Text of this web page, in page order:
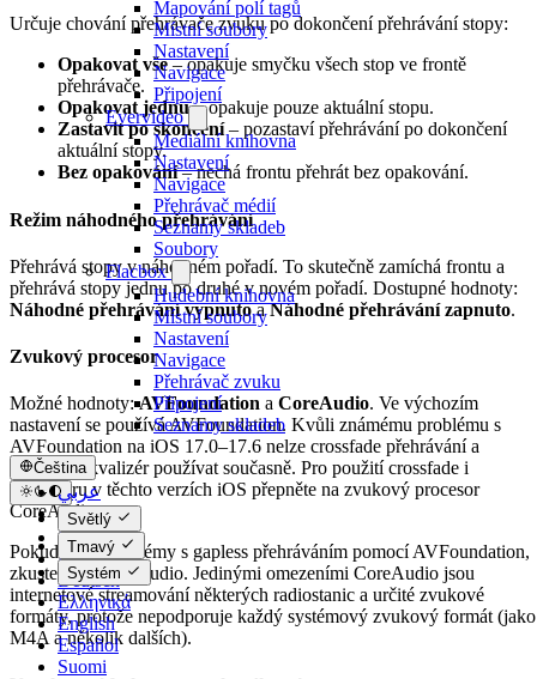
Mapování polí tagů
Místní soubory
Nastavení
Navigace
Připojení
Evervideo
Mediální knihovna
Nastavení
Navigace
Přehrávač médií
Seznamy skladeb
Soubory
Flacbox
Hudební knihovna
Místní soubory
Nastavení
Navigace
Přehrávač zvuku
Připojení
Seznamy skladeb
Čeština
عربي
Català
Čeština
Dansk
Deutsch
Ελληνικά
English
Español
Suomi
Světlý
Tmavý
Systém
Určuje chování přehrávače zvuku po dokončení přehrávání stopy:
Opakovat vše– opakuje smyčku všech stop ve frontě
přehrávače.
Opakovat jednu– opakuje pouze aktuální stopu.
Zastavit po skončení– pozastaví přehrávání po dokončení
aktuální stopy.
Bez opakování– nechá frontu přehrát bez opakování.
Režim náhodného přehrávání
Přehrává stopy v náhodném pořadí. To skutečně zamíchá frontu a
přehrává stopy jednu po druhé v novém pořadí. Dostupné hodnoty:
Náhodné přehrávání vypnutoaNáhodné přehrávání zapnuto.
Zvukový procesor
Možné hodnoty:AVFoundation a CoreAudio. Ve výchozím
nastavení se používá AVFoundation. Kvůli známému problému s
AVFoundation na iOS 17.0–17.6 nelze crossfade přehrávání a
zvukový ekvalizér používat současně. Pro použití crossfade i
ekvalizéru v těchto verzích iOS přepněte na zvukový procesor
CoreAudio.
Pokud máte problémy s gapless přehráváním pomocí AVFoundation,
zkuste také CoreAudio. Jedinými omezeními CoreAudio jsou
internetové streamování některých radiostanic a určité zvukové
formáty, protože nepodporuje každý systémový zvukový formát (jako
M4A a několik dalších).